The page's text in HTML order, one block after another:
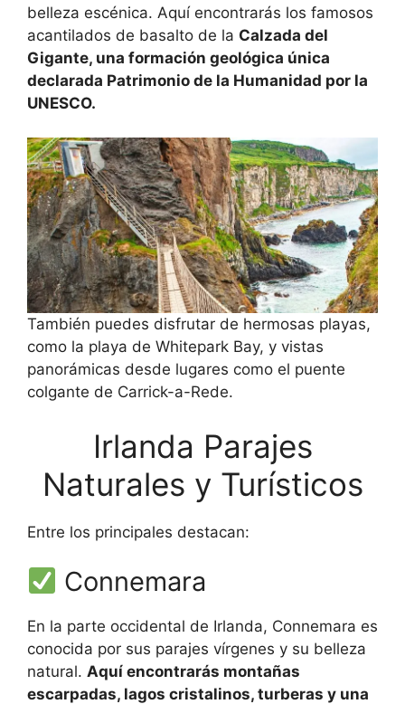
belleza escénica. Aquí encontrarás los famosos
acantilados de basalto de la Calzada del
Gigante, una formación geológica única
declarada Patrimonio de la Humanidad por la
UNESCO.
También puedes disfrutar de hermosas playas,
como la playa de Whitepark Bay, y vistas
panorámicas desde lugares como el puente
colgante de Carrick-a-Rede.
Irlanda Parajes
Naturales y Turísticos
Entre los principales destacan:
Connemara
En la parte occidental de Irlanda, Connemara es
conocida por sus parajes vírgenes y su belleza
natural. Aquí encontrarás montañas
escarpadas, lagos cristalinos, turberas y una